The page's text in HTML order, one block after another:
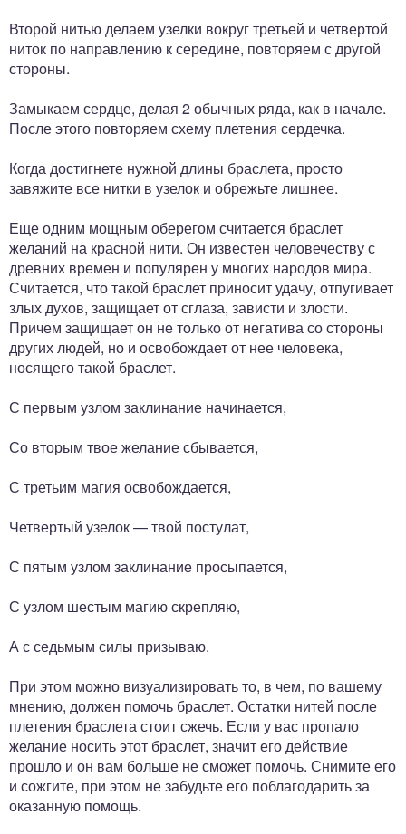
Второй нитью делаем узелки вокруг третьей и четвертой
ниток по направлению к середине, повторяем с другой
стороны.
Замыкаем сердце, делая 2 обычных ряда, как в начале.
После этого повторяем схему плетения сердечка.
Когда достигнете нужной длины браслета, просто
завяжите все нитки в узелок и обрежьте лишнее.
Еще одним мощным оберегом считается браслет
желаний на красной нити. Он известен человечеству с
древних времен и популярен у многих народов мира.
Считается, что такой браслет приносит удачу, отпугивает
злых духов, защищает от сглаза, зависти и злости.
Причем защищает он не только от негатива со стороны
других людей, но и освобождает от нее человека,
носящего такой браслет.
С первым узлом заклинание начинается,
Со вторым твое желание сбывается,
С третьим магия освобождается,
Четвертый узелок — твой постулат,
С пятым узлом заклинание просыпается,
С узлом шестым магию скрепляю,
А с седьмым силы призываю.
При этом можно визуализировать то, в чем, по вашему
мнению, должен помочь браслет. Остатки нитей после
плетения браслета стоит сжечь. Если у вас пропало
желание носить этот браслет, значит его действие
прошло и он вам больше не сможет помочь. Снимите его
и сожгите, при этом не забудьте его поблагодарить за
оказанную помощь.